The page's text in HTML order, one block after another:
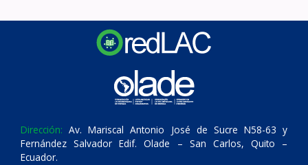
Dirección: Av. Mariscal Antonio José de Sucre N58-63 y
Fernández Salvador Edif. Olade – San Carlos, Quito –
Ecuador.